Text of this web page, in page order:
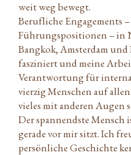
weit weg bewegt.
Berufliche Engagements
Führungspositionen – in
Bangkok, Amsterdam
fasziniert und meine
Verantwortung für
vierzig Menschen auf
vieles mit anderen Augen
Der spannendste Mensch
gerade vor mir sitzt. Ich
persönliche Geschichte